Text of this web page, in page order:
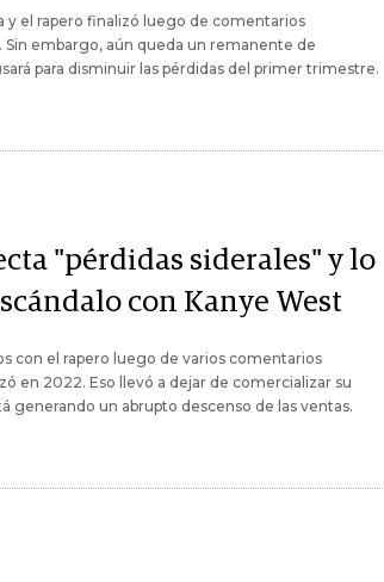
y el rapero finalizó luego de comentarios
Sin embargo, aún queda un remanente de
para disminuir las pérdidas del primer trimestre.
"pérdidas siderales" y lo
con Kanye West
con el rapero luego de varios comentarios
en 2022. Eso llevó a dejar de comercializar su
generando un abrupto descenso de las ventas.